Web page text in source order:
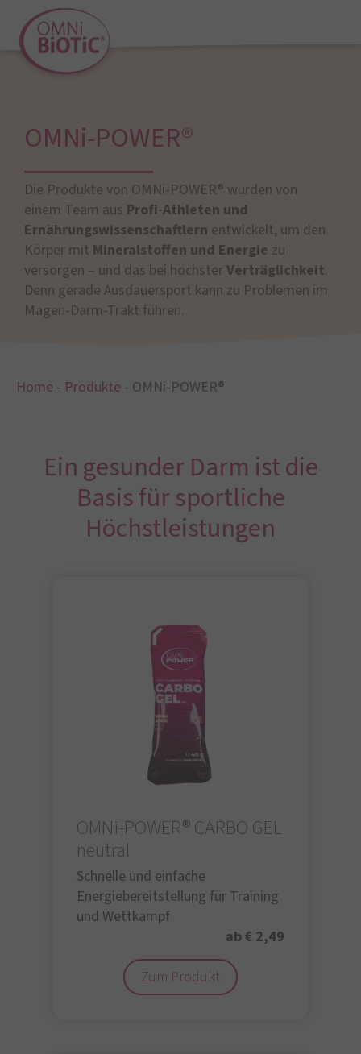
OMNi-POWER®
Die Produkte von OMNi-POWER® wurden von
einem Team aus Profi-Athleten und
Ernährungswissenschaftlern entwickelt, um den
Körper mit Mineralstoffen und Energie zu
versorgen – und das bei höchsterVerträglichkeit.
Denn gerade Ausdauersport kann zu Problemen im
Magen-Darm-Trakt führen.
Home - Produkte - OMNi-POWER®
Ein gesunder Darm ist die
Basis für sportliche
Höchstleistungen
OMNi-POWER® CARBO GEL
neutral
Schnelle und einfache
Energiebereitstellung für Training
und Wettkampf
ab € 2,49
Zum Produkt